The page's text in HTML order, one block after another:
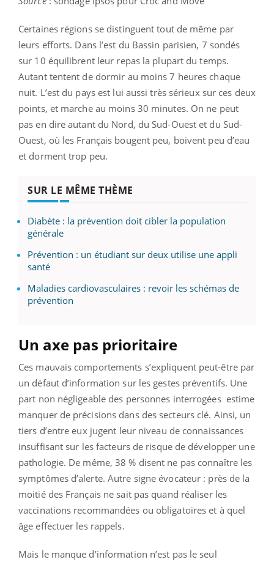
Certaines régions se distinguent tout de même par
leurs efforts. Dans l’est du Bassin parisien, 7 sondés
sur 10 équilibrent leur repas la plupart du temps.
Autant tentent de dormir au moins 7 heures chaque
nuit. L’est du pays est lui aussi très sérieux sur ces deux
points, et marche au moins 30 minutes. On ne peut
pas en dire autant du Nord, du Sud-Ouest et du Sud-
Ouest, où les Français bougent peu, boivent peu d’eau
et dorment trop peu.
SUR LE MÊME THÈME
Diabète : la prévention doit cibler la population
générale
Prévention : un étudiant sur deux utilise une appli
santé
Maladies cardiovasculaires : revoir les schémas de
prévention
Un axe pas prioritaire
Ces mauvais comportements s’expliquent peut-être par
un défaut d’information sur les gestes préventifs. Une
part non négligeable des personnes interrogées estime
manquer de précisions dans des secteurs clé. Ainsi, un
tiers d’entre eux jugent leur niveau de connaissances
insuffisant sur les facteurs de risque de développer une
pathologie. De même, 38 % disent ne pas connaître les
symptômes d’alerte. Autre signe évocateur : près de la
moitié des Français ne sait pas quand réaliser les
vaccinations recommandées ou obligatoires et à quel
âge effectuer les rappels.
Mais le manque d’information n’est pas le seul